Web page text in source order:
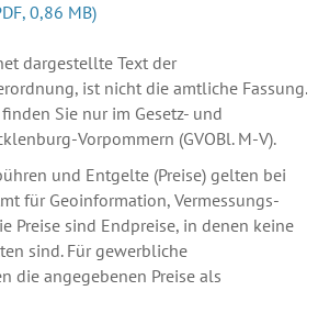
0,86 MB)
dargestellte Text der
ist nicht die amtliche Fassung.
Sie nur im Gesetz- und
Vorpommern (GVOBl. M-V).
und Entgelte (Preise) gelten bei
für Geoinformation, Vermessungs-
Preise sind Endpreise, in denen keine
sind. Für gewerbliche
die angegebenen Preise als